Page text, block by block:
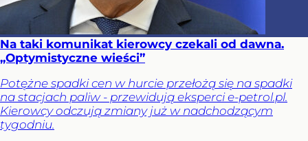
Na taki komunikat kierowcy czekali od dawna.
„Optymistyczne wieści”
Potężne spadki cen w hurcie przełożą się na spadki
na stacjach paliw - przewidują eksperci e-petrol.pl.
Kierowcy odczują zmiany już w nadchodzącym
tygodniu.